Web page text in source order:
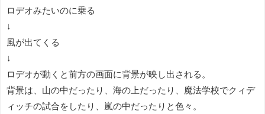
ロデオみたいのに乗る
↓
風が出てくる
↓
ロデオが動くと前方の画面に背景が映し出される。
背景は、山の中だったり、海の上だったり、魔法学校でクィデ
ィッチの試合をしたり、嵐の中だったりと色々。